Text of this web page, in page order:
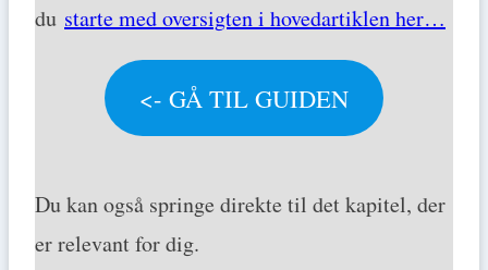
du starte med oversigten i hovedartiklen her…
<- GÅ TIL GUIDEN
Du kan også springe direkte til det kapitel, der
er relevant for dig.